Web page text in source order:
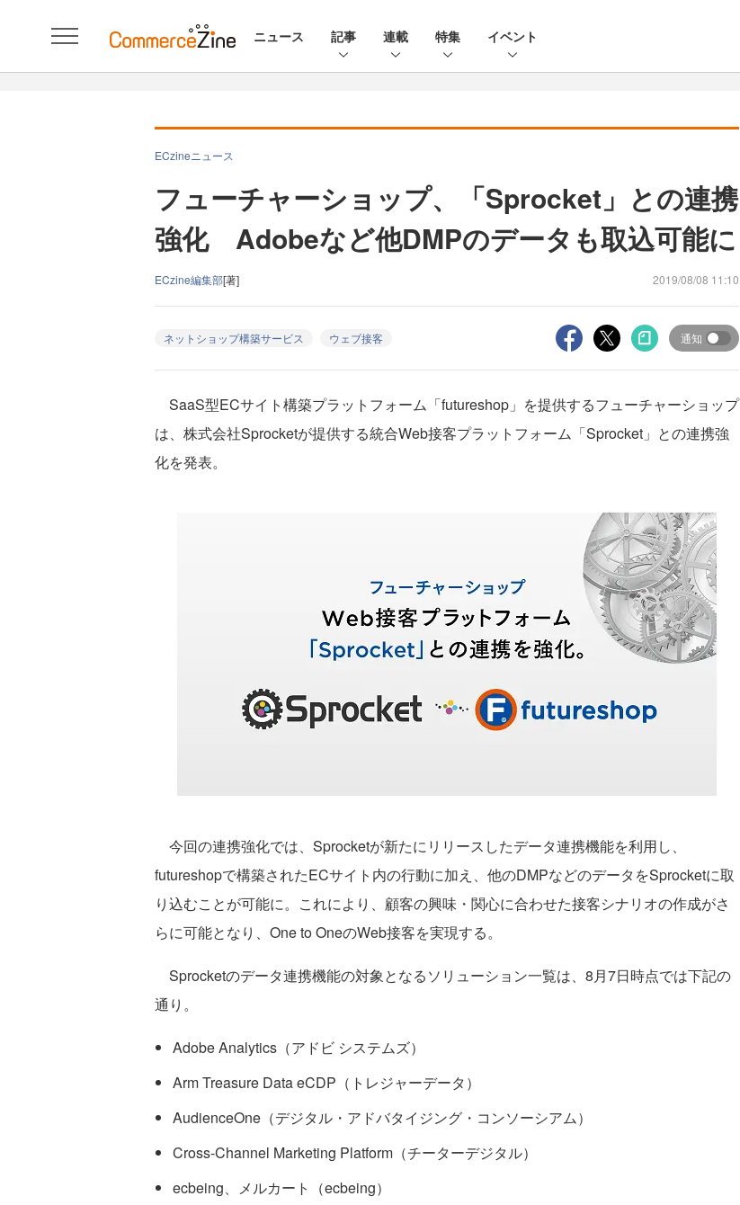
ニュース 記事 連載 特集 イベント
ECzineニュース
フューチャーショップ、「Sprocket」との連携
強化 Adobeなど他DMPのデータも取込可能に
ECzine編集部[著] 2019/08/08 11:10
ネットショップ構築サービス ウェブ接客 通知
SaaS型ECサイト構築プラットフォーム「futureshop」を提供するフューチャーショップ
は、株式会社Sprocketが提供する統合Web接客プラットフォーム「Sprocket」との連携強
化を発表。
今回の連携強化では、Sprocketが新たにリリースしたデータ連携機能を利用し、
futureshopで構築されたECサイト内の行動に加え、他のDMPなどのデータをSprocketに取
り込むことが可能に。これにより、顧客の興味・関心に合わせた接客シナリオの作成がさ
らに可能となり、One to OneのWeb接客を実現する。
Sprocketのデータ連携機能の対象となるソリューション一覧は、8月7日時点では下記の
通り。
Adobe Analytics（アドビ システムズ）
Arm Treasure Data eCDP（トレジャーデータ）
AudienceOne（デジタル・アドバタイジング・コンソーシアム）
Cross-Channel Marketing Platform（チーターデジタル）
ecbeing、メルカート（ecbeing）